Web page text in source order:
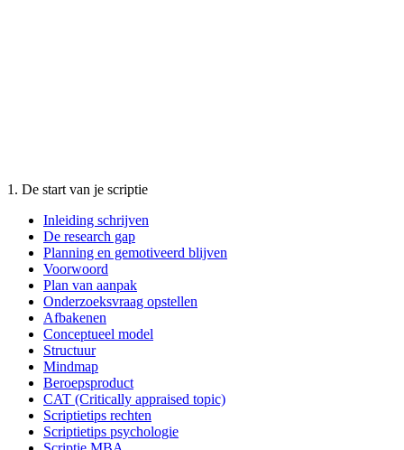
1. De start van je scriptie
Inleiding schrijven
De research gap
Planning en gemotiveerd blijven
Voorwoord
Plan van aanpak
Onderzoeksvraag opstellen
Afbakenen
Conceptueel model
Structuur
Mindmap
Beroepsproduct
CAT (Critically appraised topic)
Scriptietips rechten
Scriptietips psychologie